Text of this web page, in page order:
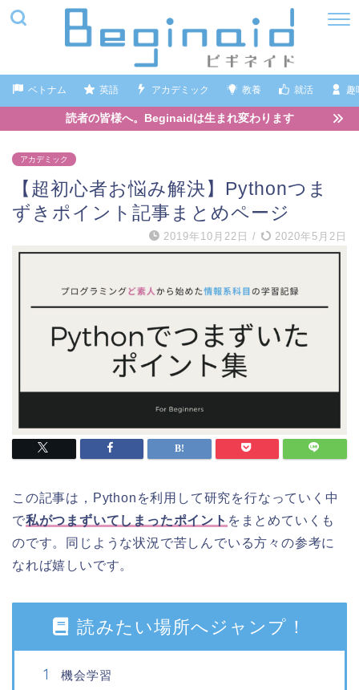
ベトナム 英語 アカデミック 教養 就活 趣
読者の皆様へ。Beginaidは生まれ変わります
アカデミック
【超初心者お悩み解決】Pythonつま
ずきポイント記事まとめページ
2019年10月22日 / 2020年5月2日
この記事は，Pythonを利用して研究を行なっていく中
で私がつまずいてしまったポイント をまとめていくも
のです。同じような状況で苦しんでいる方々の参考に
なれば嬉しいです。
読みたい場所へジャンプ！
機会学習